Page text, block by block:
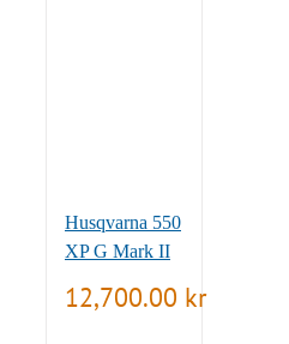
Husqvarna 550
XP G Mark II
12,700.00 kr